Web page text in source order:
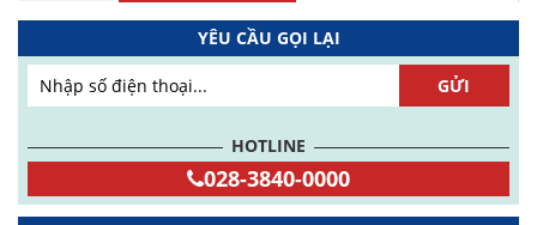
YÊU CẦU GỌI LẠI
HOTLINE
028-3840-0000